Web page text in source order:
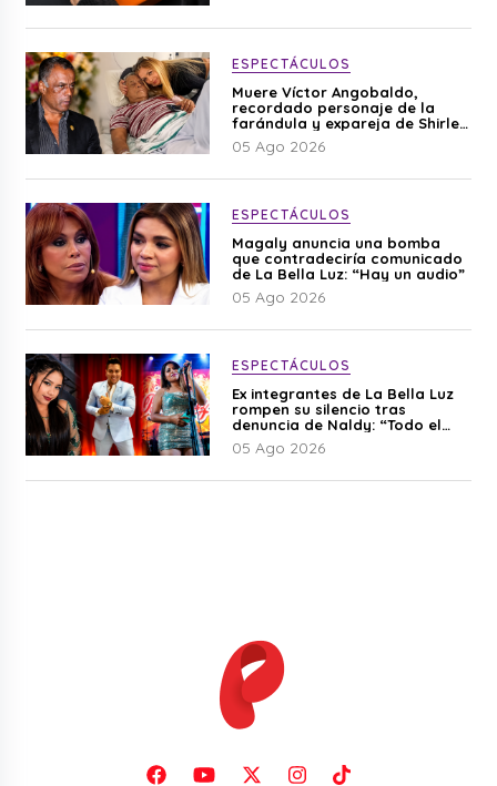
ESPECTÁCULOS
Muere Víctor Angobaldo,
recordado personaje de la
farándula y expareja de Shirley
Cherres
05 Ago 2026
ESPECTÁCULOS
Magaly anuncia una bomba
que contradeciría comunicado
de La Bella Luz: “Hay un audio”
05 Ago 2026
ESPECTÁCULOS
Ex integrantes de La Bella Luz
rompen su silencio tras
denuncia de Naldy: “Todo el
mundo lo sabía”
05 Ago 2026